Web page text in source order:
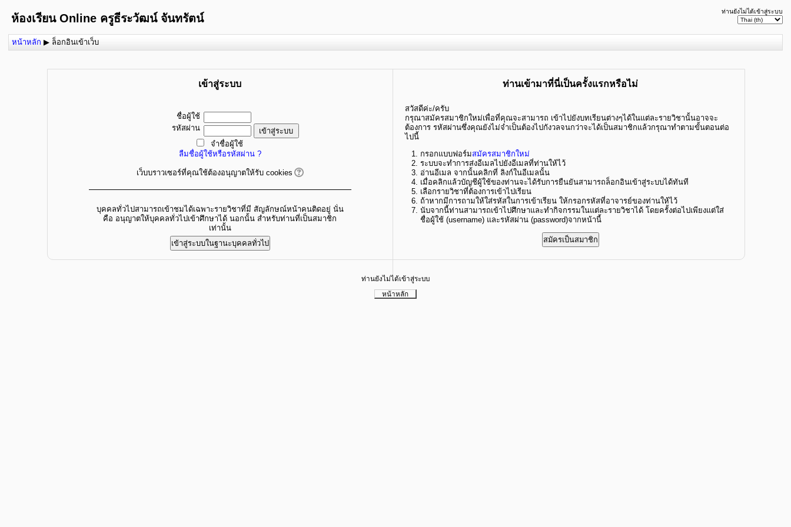
ห้องเรียน Online ครูธีระวัฒน์ จันทรัตน์
ท่านยังไม่ได้เข้าสู่ระบบ
หน้าหลัก ▶ ล็อกอินเข้าเว็บ
เข้าสู่ระบบ
ชื่อผู้ใช้
รหัสผ่าน
จำชื่อผู้ใช้
ลืมชื่อผู้ใช้หรือรหัสผ่าน ?
เว็บบราวเซอร์ที่คุณใช้ต้องอนุญาตให้รับ cookies
บุคคลทั่วไปสามารถเข้าชมได้เฉพาะรายวิชาที่มี สัญลักษณ์หน้าคนติดอยู่ นั่น
คือ อนุญาตให้บุคคลทั่วไปเข้าศึกษาได้ นอกนั้น สำหรับท่านที่เป็นสมาชิก
เท่านั้น
ท่านเข้ามาที่นี่เป็นครั้งแรกหรือไม่
สวัสดีค่ะ/ครับ
กรุณาสมัครสมาชิกใหม่เพื่อที่คุณจะสามารถ เข้าไปยังบทเรียนต่างๆได้ในแต่ละรายวิชานั้นอาจจะ
ต้องการ รหัสผ่านซึ่งคุณยังไม่จำเป็นต้องไปกังวลจนกว่าจะได้เป็นสมาชิกแล้วกรุณาทำตามขั้นตอนต่อ
ไปนี้
กรอกแบบฟอร์มสมัครสมาชิกใหม่
ระบบจะทำการส่งอีเมลไปยังอีเมลที่ท่านให้ไว้
อ่านอีเมล จากนั้นคลิกที่ ลิงก์ในอีเมลนั้น
เมื่อคลิกแล้วบัญชีผู้ใช้ของท่านจะได้รับการยืนยันสามารถล็อกอินเข้าสู่ระบบได้ทันที
เลือกรายวิชาที่ต้องการเข้าไปเรียน
ถ้าหากมีการถามให้ใส่รหัสในการเข้าเรียน ให้กรอกรหัสที่อาจารย์ของท่านให้ไว้
นับจากนี้ท่านสามารถเข้าไปศึกษาและทำกิจกรรมในแต่ละรายวิชาได้ โดยครั้งต่อไปเพียงแต่ใส่
ชื่อผู้ใช้ (username) และรหัสผ่าน (password)จากหน้านี้
ท่านยังไม่ได้เข้าสู่ระบบ
หน้าหลัก